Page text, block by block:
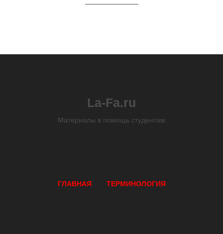
La-Fa.ru
Материалы в помощь студентам
ГЛАВНАЯ ТЕРМИНОЛОГИЯ